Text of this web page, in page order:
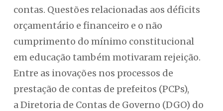
contas. Questões relacionadas aos déficits
orçamentário e financeiro e o não
cumprimento do mínimo constitucional
em educação também motivaram rejeição.
Entre as inovações nos processos de
prestação de contas de prefeitos (PCPs),
a Diretoria de Contas de Governo (DGO) do